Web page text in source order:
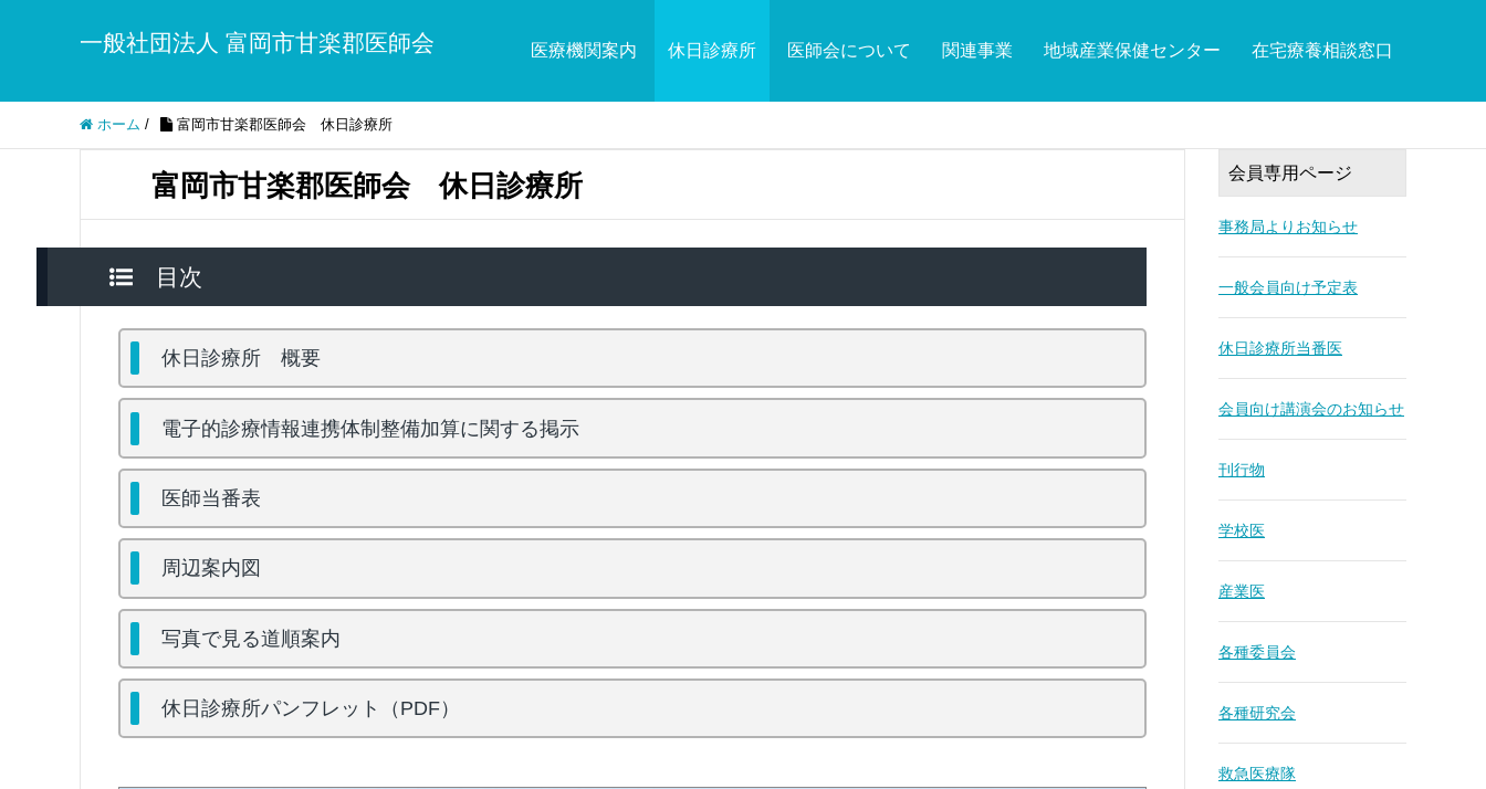
一般社団法人 富岡市甘楽郡医師会 医療機関案内 休日診療所 医師会について 関連事業 地域産業保健センター 在宅療養相談窓口
ホーム / 富岡市甘楽郡医師会 休日診療所
富岡市甘楽郡医師会 休日診療所
目次
休日診療所 概要
電子的診療情報連携体制整備加算に関する掲示
医師当番表
周辺案内図
写真で見る道順案内
休日診療所パンフレット（PDF）
会員専用ページ
事務局よりお知らせ
一般会員向け予定表
休日診療所当番医
会員向け講演会のお知らせ
刊行物
学校医
産業医
各種委員会
各種研究会
救急医療隊